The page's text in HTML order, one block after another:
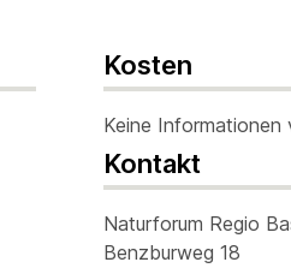
Kosten
Keine Informationen
Kontakt
Naturforum Regio
Benzburweg 18